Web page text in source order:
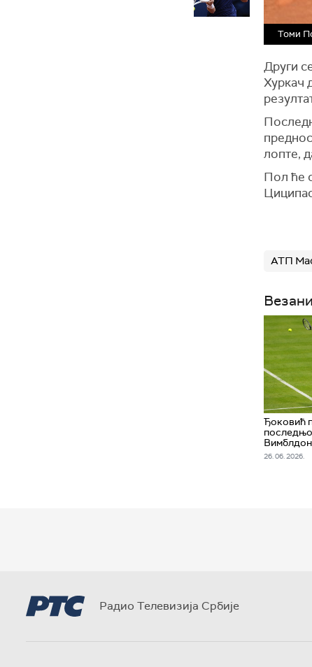
Томи
Други
Хуркач
лопте,
Пол ће
АТП
Ђоковић
Вимблдон
26. 06. 2026.
Радио Телевизија Србије